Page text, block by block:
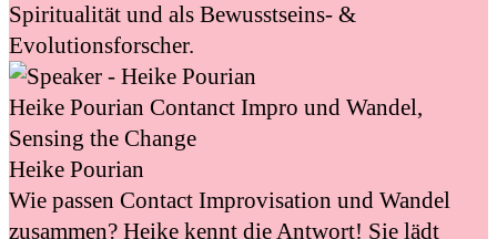
Spiritualität und als Bewusstseins- &
Evolutionsforscher.
Heike Pourian Contanct Impro und Wandel,
Sensing the Change
Heike Pourian
Wie passen Contact Improvisation und Wandel
zusammen? Heike kennt die Antwort! Sie lädt